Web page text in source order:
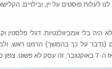
וצורם לנו לעלות פוסטים על יין,
בלי אמביוולנטיות. דגלי פלסטין
(נדבר על כך בהמשך) הרמנו ראש,
הגיעו!